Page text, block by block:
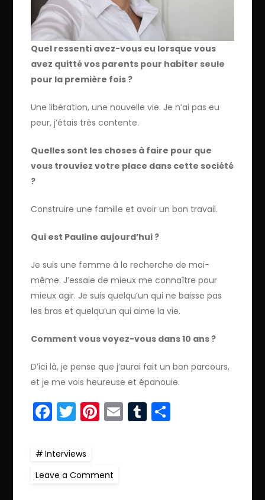
Quel ressenti avez-vous eu lorsque vous
avez quitté vos parents pour habiter seule
pour la première fois ?
Une libération, une nouvelle vie. Je n’ai pas eu
peur, j’étais très contente.
Quelles sont les choses à faire pour que
vous trouviez votre place dans cette société
?
Construire une famille et avoir un bon travail.
Qui est Pauline aujourd’hui ?
Je suis une femme à la recherche de moi-
même. J’essaie de mieux me connaître pour
mieux agir. Je suis quelqu’un qui ne baisse pas
les bras et quelqu’un qui aime la vie.
Comment vous voyez-vous dans 10 ans ?
D’ici là, je pense que j’aurai fait un bon parcours,
et je me vois heureuse et épanouie.
Facebook
Twitter
Pinterest
EmailTumblr
Interviews
Leave a Comment